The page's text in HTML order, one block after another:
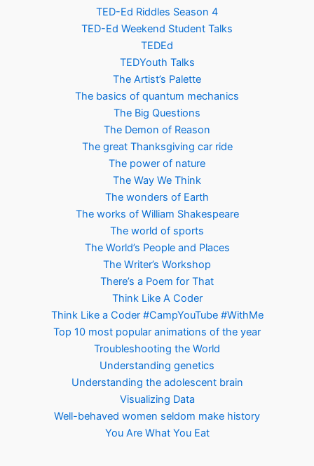
TED-Ed Riddles Season 4
TED-Ed Weekend Student Talks
TEDEd
TEDYouth Talks
The Artist’s Palette
The basics of quantum mechanics
The Big Questions
The Demon of Reason
The great Thanksgiving car ride
The power of nature
The Way We Think
The wonders of Earth
The works of William Shakespeare
The world of sports
The World’s People and Places
The Writer’s Workshop
There’s a Poem for That
Think Like A Coder
Think Like a Coder #CampYouTube #WithMe
Top 10 most popular animations of the year
Troubleshooting the World
Understanding genetics
Understanding the adolescent brain
Visualizing Data
Well-behaved women seldom make history
You Are What You Eat